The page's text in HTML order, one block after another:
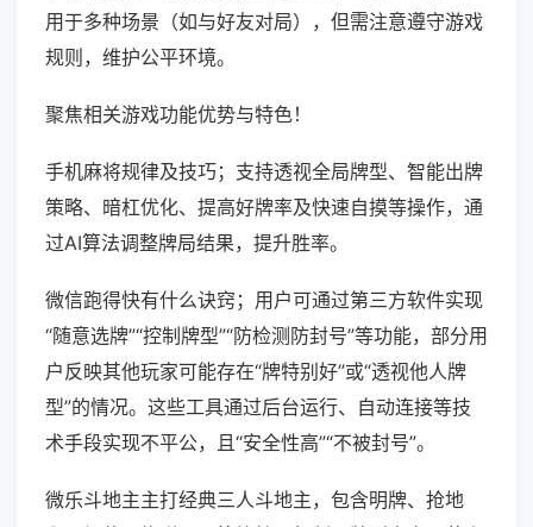
用于多种场景（如与好友对局），但需注意遵守游戏
规则，维护公平环境。
聚焦相关游戏功能优势与特色！
手机麻将规律及技巧；支持透视全局牌型、智能出牌
策略、暗杠优化、提高好牌率及快速自摸等操作，通
过AI算法调整牌局结果，提升胜率。
微信跑得快有什么诀窍；用户可通过第三方软件实现
“随意选牌”“控制牌型”“防检测防封号”等功能，部分用
户反映其他玩家可能存在“牌特别好”或“透视他人牌
型”的情况。这些工具通过后台运行、自动连接等技
术手段实现不平公，且“安全性高”“不被封号”。
微乐斗地主主打经典三人斗地主，包含明牌、抢地